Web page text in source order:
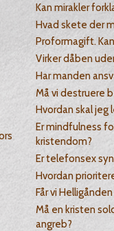
Kan mirakler
Hvad skete der
Proformagift.
Virker dåben
Har manden
Må vi destruere
Hvordan skal jeg
Er mindfulness
kristendom?
Er telefonsex
Hvordan
Får vi
Må en kristen
angreb?